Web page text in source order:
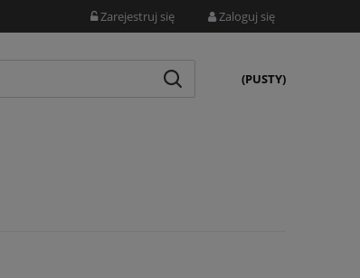
Zarejestruj się Zaloguj się
(PUSTY)